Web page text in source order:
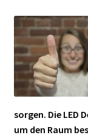
sorgen. Die LED
um den Raum